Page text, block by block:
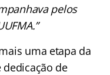
pelos
uma etapa da
de